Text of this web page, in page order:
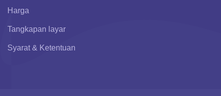
Harga
Tangkapan layar
Syarat & Ketentuan